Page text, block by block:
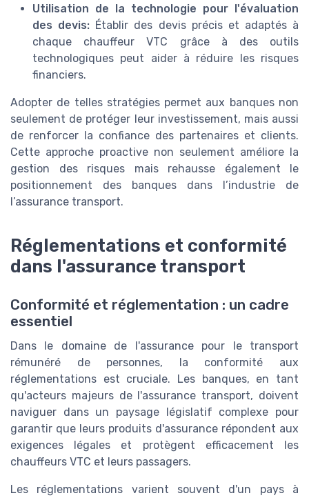
Utilisation de la technologie pour l'évaluation
des devis: Établir des devis précis et adaptés à
chaque chauffeur VTC grâce à des outils
technologiques peut aider à réduire les risques
financiers.
Adopter de telles stratégies permet aux banques non
seulement de protéger leur investissement, mais aussi
de renforcer la confiance des partenaires et clients.
Cette approche proactive non seulement améliore la
gestion des risques mais rehausse également le
positionnement des banques dans l’industrie de
l’assurance transport.
Réglementations et conformité
dans l'assurance transport
Conformité et réglementation : un cadre
essentiel
Dans le domaine de l'assurance pour le transport
rémunéré de personnes, la conformité aux
réglementations est cruciale. Les banques, en tant
qu'acteurs majeurs de l'assurance transport, doivent
naviguer dans un paysage législatif complexe pour
garantir que leurs produits d'assurance répondent aux
exigences légales et protègent efficacement les
chauffeurs VTC et leurs passagers.
Les réglementations varient souvent d'un pays à